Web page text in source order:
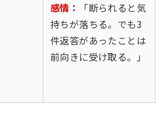
感情：
「断られると気
持ちが落ちる。でも3
件返答があったことは
前向きに受け取る。」